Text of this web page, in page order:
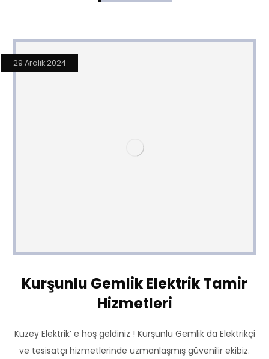
Kurşunlu Gemlik Elektrik Tamir
Hizmetleri
29 Aralık 2024
Kuzey Elektrik’ e hoş geldiniz ! Kurşunlu Gemlik da Elektrikçi
ve tesisatçı hizmetlerinde uzmanlaşmış güvenilir ekibiz.